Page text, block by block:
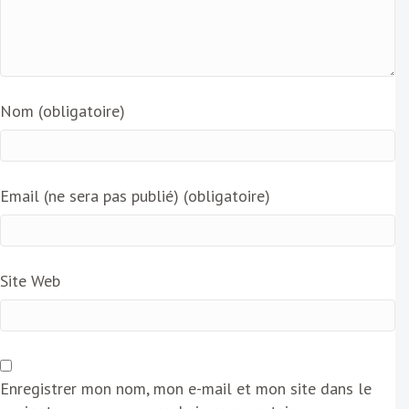
Nom (obligatoire)
Email (ne sera pas publié) (obligatoire)
Site Web
Enregistrer mon nom, mon e-mail et mon site dans le